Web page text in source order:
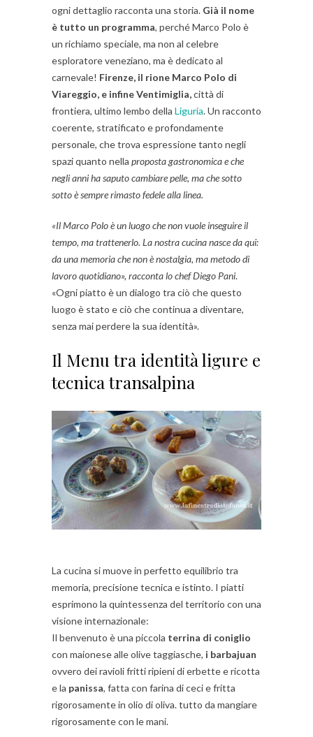
ogni dettaglio racconta una storia. Già il nome
è tutto un programma, perché Marco Polo è
un richiamo speciale, ma non al celebre
esploratore veneziano, ma è dedicato al
carnevale! Firenze, il rione Marco Polo di
Viareggio, e infine Ventimiglia,città di
frontiera, ultimo lembo della Liguria. Un racconto
coerente, stratificato e profondamente
personale, che trova espressione tanto negli
spazi quanto nella proposta gastronomica e che
negli anni ha saputo cambiare pelle, ma che sotto
sotto è sempre rimasto fedele alla linea.
«Il Marco Polo è un luogo che non vuole inseguire il
tempo, ma trattenerlo. La nostra cucina nasce da qui:
da una memoria che non è nostalgia, ma metodo di
lavoro quotidiano», racconta lo chef Diego Pani.
«Ogni piatto è un dialogo tra ciò che questo
luogo è stato e ciò che continua a diventare,
senza mai perdere la sua identità».
Il Menu tra identità ligure e
tecnica transalpina
La cucina si muove in perfetto equilibrio tra
memoria, precisione tecnica e istinto. I piatti
esprimono la quintessenza del territorio con una
visione internazionale:
Il benvenuto è una piccola terrina di coniglio
con maionese alle olive taggiasche, i barbajuan
ovvero dei ravioli fritti ripieni di erbette e ricotta
e la panissa, fatta con farina di ceci e fritta
rigorosamente in olio di oliva. tutto da mangiare
rigorosamente con le mani.